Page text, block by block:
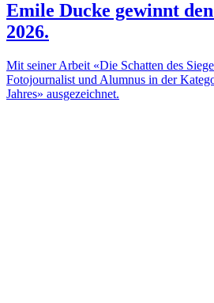
Emile Ducke gewinnt
2026.
Mit seiner Arbeit «Die Schatten des
Fotojournalist und Alumnus in der
Jahres» ausgezeichnet.